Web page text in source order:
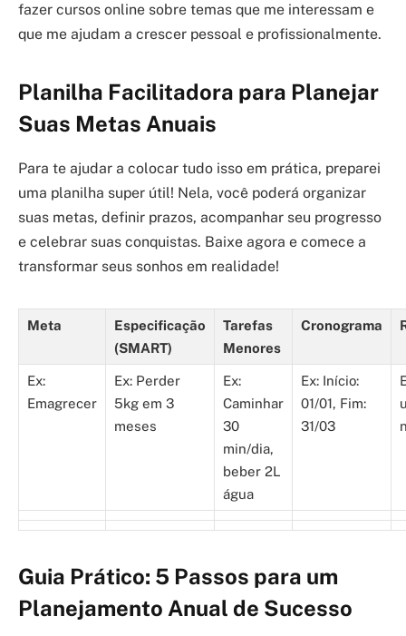
fazer cursos online sobre temas que me interessam e
que me ajudam a crescer pessoal e profissionalmente.
Planilha Facilitadora para Planejar
Suas Metas Anuais
Para te ajudar a colocar tudo isso em prática, preparei
uma planilha super útil! Nela, você poderá organizar
suas metas, definir prazos, acompanhar seu progresso
e celebrar suas conquistas. Baixe agora e comece a
transformar seus sonhos em realidade!
Meta
Especificação
(SMART)
Tarefas
Menores
Cronograma
Ex:
Emagrecer
Ex: Perder
5kg em 3
meses
Ex:
Caminhar
30
min/dia,
beber 2L
água
Ex: Início:
01/01, Fim:
31/03
Guia Prático: 5 Passos para um
Planejamento Anual de Sucesso